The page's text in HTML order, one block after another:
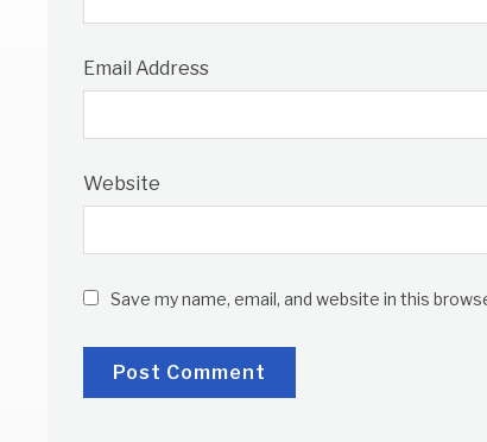
Email Address
Website
Save my name, email, and website in this